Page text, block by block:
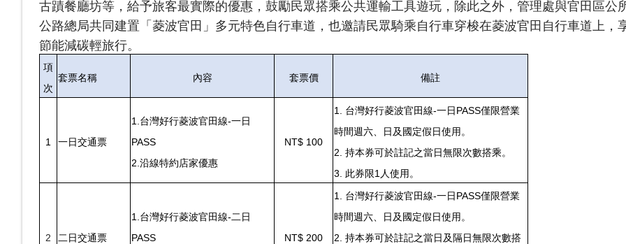
古蹟餐廳坊等，給予旅客最實際的優惠，鼓勵民眾搭乘公共運輸工具遊玩，除此之外，管理處與官田區公
公路總局共同建置「菱波官田」多元特色自行車道，也邀請民眾騎乘自行車穿梭在菱波官田自行車道上，
節能減碳輕旅行。
項
次
套票名稱 內容 套票價 備註
1 一日交通票
1. 台灣好行菱波官田線-一日
PASS
2.沿線特約店家優惠
NT$ 100
1. 台灣好行菱波官田線-一日PASS僅限營業
時間週六、日及國定假日使用。
2. 持本券可於註記之當日無限次數搭乘。
3. 此券限1人使用。
2 二日交通票
1. 台灣好行菱波官田線-二日
PASS
NT$ 200
1. 台灣好行菱波官田線-一日PASS僅限營業
時間週六、日及國定假日使用。
2. 持本券可於註記之當日及隔日無限次數搭